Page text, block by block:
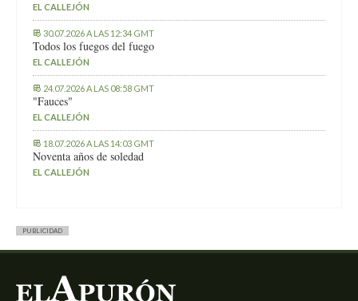
EL CALLEJÓN
30.07.2026 A LAS 12:34 GMT
Todos los fuegos del fuego
EL CALLEJÓN
24.07.2026 A LAS 08:58 GMT
"Fauces"
EL CALLEJÓN
18.07.2026 A LAS 14:03 GMT
Noventa años de soledad
EL CALLEJÓN
PUBLICIDAD